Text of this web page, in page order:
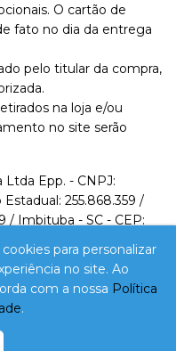
para personalizar
no site. Ao
com a nossa Política
.
O cartão de
fato no dia da entrega
pelo titular da compra,
na loja e/ou
no site serão
Epp. - CNPJ:
255.868.359 /
/ Imbituba - SC - CEP:
ALCOÓLICAS
DE 18 ANOS.
DEPENDÊNCIA